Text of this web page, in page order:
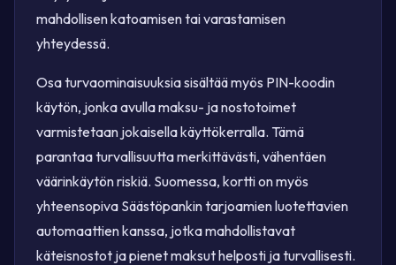
mahdollisen katoamisen tai varastamisen
yhteydessä.
Osa turvaominaisuuksia sisältää myös PIN-koodin
käytön, jonka avulla maksu- ja nostotoimet
varmistetaan jokaisella käyttökerralla. Tämä
parantaa turvallisuutta merkittävästi, vähentäen
väärinkäytön riskiä. Suomessa, kortti on myös
yhteensopiva Säästöpankin tarjoamien luotettavien
automaattien kanssa, jotka mahdollistavat
käteisnostot ja pienet maksut helposti ja turvallisesti.